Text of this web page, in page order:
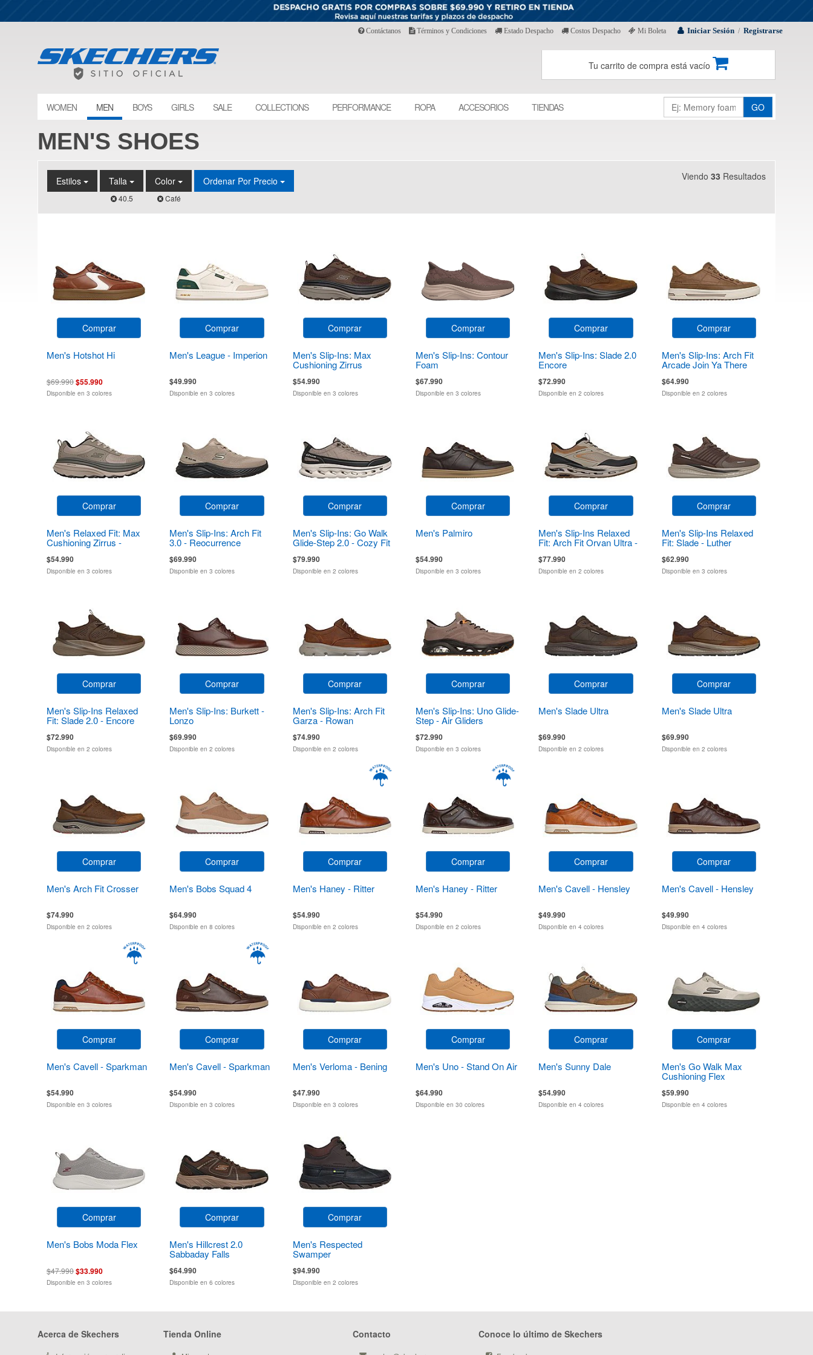
Iniciar Sesión / Registrarse
Contáctanos Términos y Condiciones Estado Despacho Costos Despacho Mi Boleta
Tu carrito de compra está vacío
WOMEN MEN BOYS GIRLS SALE COLLECTIONS PERFORMANCE ROPA ACCESORIOS TIENDAS GO
MEN'S SHOES
Estilos Talla
40.5
Color
Café
Ordenar Por Precio Viendo 33 Resultados
Comprar
Men's Hotshot Hi
$69.990$55.990
Disponible en 3 colores
Comprar
Men's League - Imperion
$49.990
Disponible en 3 colores
Comprar
Men's Slip-Ins: Max
Cushioning Zirrus
Zirrostratus
$54.990
Disponible en 3 colores
Comprar
Men's Slip-Ins: Contour
Foam
$67.990
Disponible en 3 colores
Comprar
Men's Slip-Ins: Slade 2.0
Encore
$72.990
Disponible en 2 colores
Comprar
Men's Slip-Ins: Arch Fit
Arcade Join Ya There
$64.990
Disponible en 2 colores
Comprar
Men's Relaxed Fit: Max
Cushioning Zirrus -
Zirrostratus
$54.990
Disponible en 3 colores
Comprar
Men's Slip-Ins: Arch Fit
3.0 - Reocurrence
$69.990
Disponible en 3 colores
Comprar
Men's Slip-Ins: Go Walk
Glide-Step 2.0 - Cozy Fit
$79.990
Disponible en 2 colores
Comprar
Men's Palmiro
$54.990
Disponible en 3 colores
Comprar
Men's Slip-Ins Relaxed
Fit: Arch Fit Orvan Ultra -
$77.990
Disponible en 2 colores
Comprar
Men's Slip-Ins Relaxed
Fit: Slade - Luther
$62.990
Disponible en 3 colores
Comprar
Men's Slip-Ins Relaxed
Fit: Slade 2.0 - Encore
$72.990
Disponible en 2 colores
Comprar
Men's Slip-Ins: Burkett -
Lonzo
$69.990
Disponible en 2 colores
Comprar
Men's Slip-Ins: Arch Fit
Garza - Rowan
$74.990
Disponible en 2 colores
Comprar
Men's Slip-Ins: Uno Glide-
Step - Air Gliders
$72.990
Disponible en 3 colores
Comprar
Men's Slade Ultra
$69.990
Disponible en 2 colores
Comprar
Men's Slade Ultra
$69.990
Disponible en 2 colores
Comprar
Men's Arch Fit Crosser
$74.990
Disponible en 2 colores
Comprar
Men's Bobs Squad 4
$64.990
Disponible en 8 colores
Comprar
Men's Haney - Ritter
$54.990
Disponible en 2 colores
Comprar
Men's Haney - Ritter
$54.990
Disponible en 2 colores
Comprar
Men's Cavell - Hensley
$49.990
Disponible en 4 colores
Comprar
Men's Cavell - Hensley
$49.990
Disponible en 4 colores
Comprar
Men's Cavell - Sparkman
$54.990
Disponible en 3 colores
Comprar
Men's Cavell - Sparkman
$54.990
Disponible en 3 colores
Comprar
Men's Verloma - Bening
$47.990
Disponible en 3 colores
Comprar
Men's Uno - Stand On Air
$64.990
Disponible en 30 colores
Comprar
Men's Sunny Dale
$54.990
Disponible en 4 colores
Comprar
Men's Go Walk Max
Cushioning Flex
$59.990
Disponible en 4 colores
Comprar
Men's Bobs Moda Flex
$47.990$33.990
Disponible en 3 colores
Comprar
Men's Hillcrest 2.0
Sabbaday Falls
$64.990
Disponible en 6 colores
Comprar
Men's Respected
Swamper
$94.990
Disponible en 2 colores
Acerca de Skechers Tienda Online Contacto Conoce lo último de Skechers